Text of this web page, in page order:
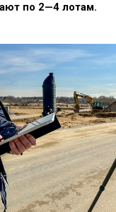
по 2—4 лотам.